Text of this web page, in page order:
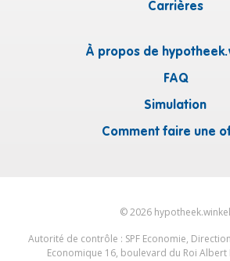
Carrières
À propos de
FAQ
Simulation
Comment faire une
©2026 hypotheek.winkel
Autorité de contrôle : SPF Economie,
Economique 16, boulevard du Roi Albert